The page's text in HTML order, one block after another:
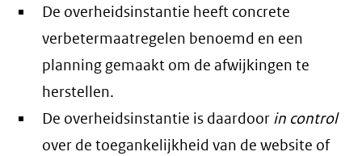
De overheidsinstantie heeft concrete
verbetermaatregelen benoemd en een
planning gemaakt om de afwijkingen te
herstellen.
De overheidsinstantie is daardoor in control
over de toegankelijkheid van de website of